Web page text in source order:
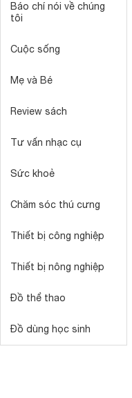
Báo chí nói về chúng
tôi
Cuộc sống
Mẹ và Bé
Review sách
Tư vấn nhạc cụ
Sức khoẻ
Chăm sóc thú cưng
Thiết bị công nghiệp
Thiết bị nông nghiệp
Đồ thể thao
Đồ dùng học sinh